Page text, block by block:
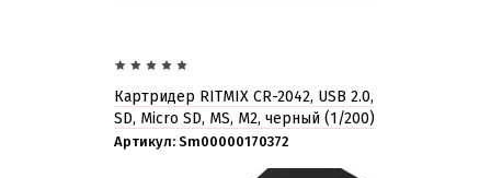
Картридер RITMIX CR-2042, USB 2.0,
SD, Micro SD, MS, M2, черный (1/200)
Артикул: Sm00000170372